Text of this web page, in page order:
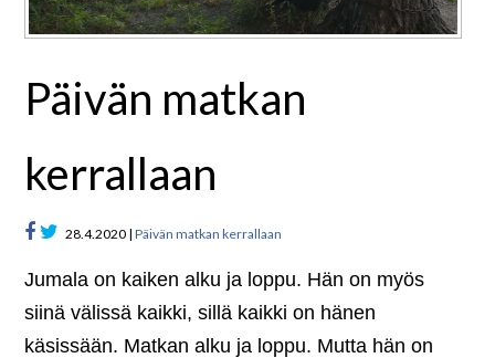
Päivän matkan
kerrallaan
28.4.2020 |Päivän matkan kerrallaan
Jumala on kaiken alku ja loppu. Hän on myös
siinä välissä kaikki, sillä kaikki on hänen
käsissään. Matkan alku ja loppu. Mutta hän on